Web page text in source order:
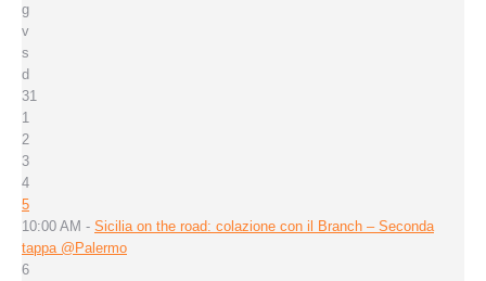
g
v
s
d
31
1
2
3
4
5
10:00 AM - Sicilia on the road: colazione con il Branch – Seconda
tappa @Palermo
6